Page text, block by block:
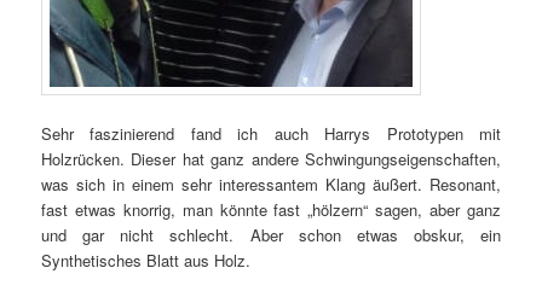
Sehr faszinierend fand ich auch Harrys Prototypen mit
Holzrücken. Dieser hat ganz andere Schwingungseigenschaften,
was sich in einem sehr interessantem Klang äußert. Resonant,
fast etwas knorrig, man könnte fast „hölzern“ sagen, aber ganz
und gar nicht schlecht. Aber schon etwas obskur, ein
Synthetisches Blatt aus Holz.